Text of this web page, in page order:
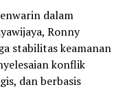
dalam
Ronny
stabilitas keamanan
konflik
dan berbasis